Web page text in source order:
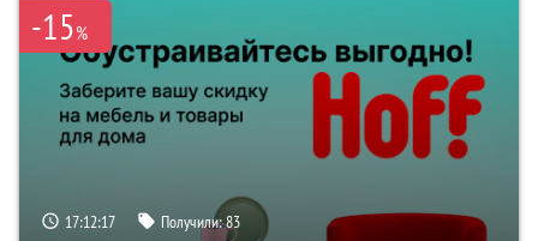
-15%
17:12:16 Получили:83